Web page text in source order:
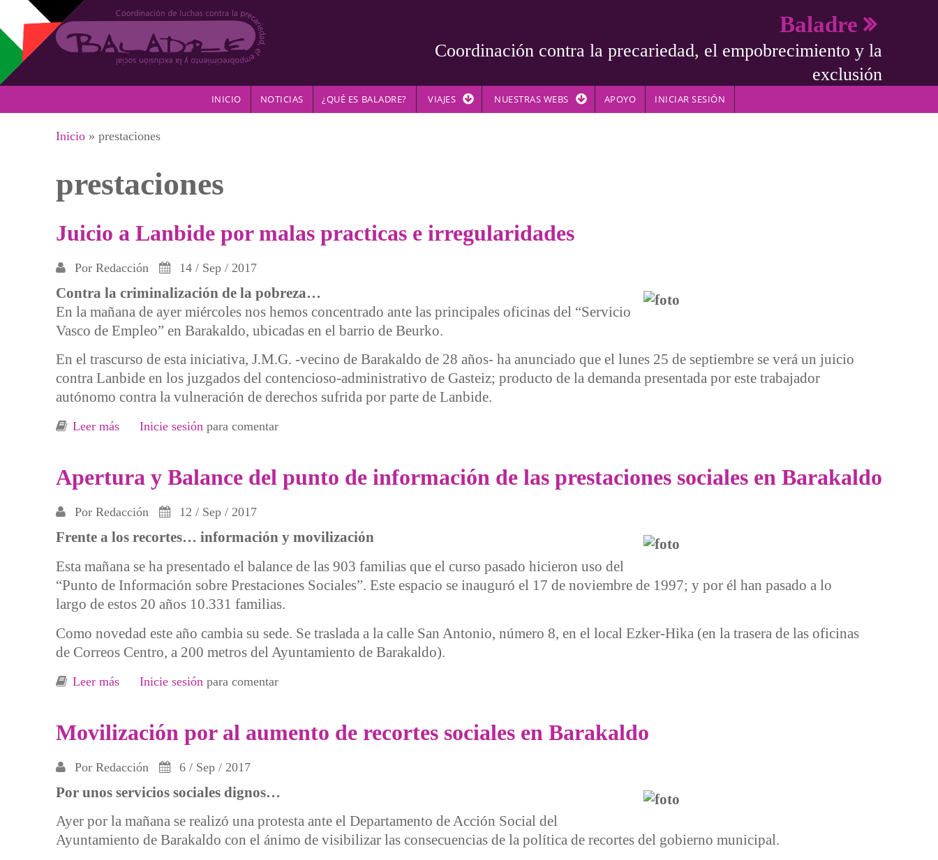
Pasar al contenido principal
Baladre
Coordinación contra la precariedad, el empobrecimiento y la
exclusión
INICIO NOTICIAS ¿QUÉ ES BALADRE? VIAJES NUESTRAS WEBS APOYO INICIAR SESIÓN
Se encuentra usted aquí
Inicio » prestaciones
prestaciones
Juicio a Lanbide por malas practicas e irregularidades
Por Redacción 14 / Sep / 2017
Contra la criminalización de la pobreza…
En la mañana de ayer miércoles nos hemos concentrado ante las principales oficinas del “Servicio
Vasco de Empleo” en Barakaldo, ubicadas en el barrio de Beurko.
En el trascurso de esta iniciativa, J.M.G. -vecino de Barakaldo de 28 años- ha anunciado que el lunes 25 de septiembre se verá un juicio
contra Lanbide en los juzgados del contencioso-administrativo de Gasteiz; producto de la demanda presentada por este trabajador
autónomo contra la vulneración de derechos sufrida por parte de Lanbide.
Leer más sobre Juicio a Lanbide por malas practicas e irregularidades
Inicie sesiónpara comentar
Apertura y Balance del punto de información de las prestaciones sociales en Barakaldo
Por Redacción 12 / Sep / 2017
Frente a los recortes… información y movilización
Esta mañana se ha presentado el balance de las 903 familias que el curso pasado hicieron uso del
“Punto de Información sobre Prestaciones Sociales”. Este espacio se inauguró el 17 de noviembre de 1997; y por él han pasado a lo
largo de estos 20 años 10.331 familias.
Como novedad este año cambia su sede. Se traslada a la calle San Antonio, número 8, en el local Ezker-Hika (en la trasera de las oficinas
de Correos Centro, a 200 metros del Ayuntamiento de Barakaldo).
Leer más sobre Apertura y Balance del punto de información de las prestaciones sociales en Barakaldo
Inicie sesión para comentar
Movilización por al aumento de recortes sociales en Barakaldo
Por Redacción 6 / Sep / 2017
Por unos servicios sociales dignos…
Ayer por la mañana se realizó una protesta ante el Departamento de Acción Social del
Ayuntamiento de Barakaldo con el ánimo de visibilizar las consecuencias de la política de recortes del gobierno municipal.